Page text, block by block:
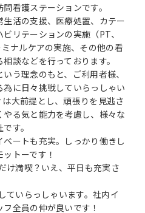
看護ステーションです。
活の支援、医療処置、カテー
リテーションの実施（PT、
ナルケアの実施、その他の看
談などを行っております。
う理念のもと、ご利用者様、
に日々挑戦していらっしゃい
大前提とし、頑張りを見逃さ
る気と能力を考慮し、様々な
す。
ートも充実。しっかり働きし
トーです！
満喫？いえ、平日も充実さ
いらっしゃいます。社内イ
全員の仲が良いです！